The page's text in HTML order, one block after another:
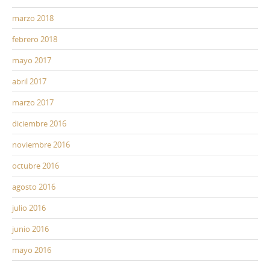
marzo 2018
febrero 2018
mayo 2017
abril 2017
marzo 2017
diciembre 2016
noviembre 2016
octubre 2016
agosto 2016
julio 2016
junio 2016
mayo 2016